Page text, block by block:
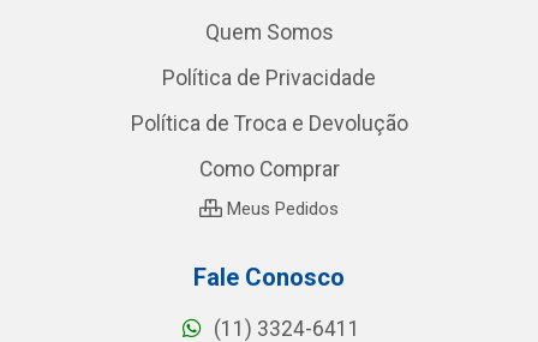
Quem Somos
Política de Privacidade
Política de Troca e Devolução
Como Comprar
Meus Pedidos
Fale Conosco
(11) 3324-6411